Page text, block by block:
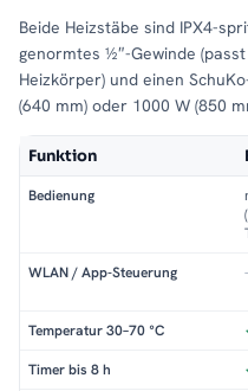
Beide Heizstäbe sind IPX4-
genormtes ½″-Gewinde
Heizkörper) und einen
(640 mm) oder 1000 W (850
Funktion
Bedienung
WLAN / App-Steuerung
Temperatur 30–70 °C
Timer bis 8 h